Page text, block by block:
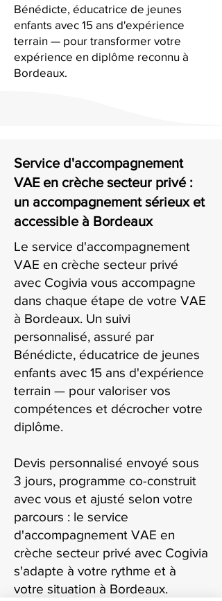
Bénédicte, éducatrice de jeunes
enfants avec 15 ans d'expérience
terrain — pour transformer votre
expérience en diplôme reconnu à
Bordeaux.
Service d'accompagnement
VAE en crèche secteur privé :
un accompagnement sérieux et
accessible à Bordeaux
Le service d'accompagnement
VAE en crèche secteur privé
avec Cogivia vous accompagne
dans chaque étape de votre VAE
à Bordeaux. Un suivi
personnalisé, assuré par
Bénédicte, éducatrice de jeunes
enfants avec 15 ans d'expérience
terrain — pour valoriser vos
compétences et décrocher votre
diplôme.
Devis personnalisé envoyé sous
3 jours, programme co-construit
avec vous et ajusté selon votre
parcours : le service
d'accompagnement VAE en
crèche secteur privé avec Cogivia
s'adapte à votre rythme et à
votre situation à Bordeaux.